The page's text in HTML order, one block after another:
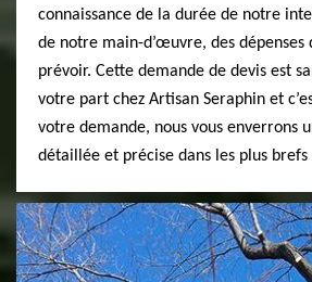
connaissance de la durée de notre
de notre main-d’œuvre, des dépenses
prévoir. Cette demande de devis est
votre part chez Artisan Seraphin et
votre demande, nous vous enverrons
détaillée et précise dans les plus brefs